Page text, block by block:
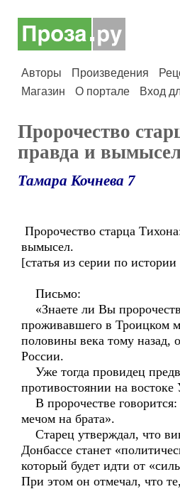
Авторы Произведения
Магазин
О портале Вход
Пророчество
правда и
Тамара Кочнева 7
Пророчество старца
вымысел.
[статья из серии по
Письмо:
«Знаете ли Вы
проживавшего в Троицком
половины века тому назад,
России.
Уже тогда провидец
противостоянии на
В пророчестве говорится:
мечом на брата».
Старец утверждал, что
Донбассе станет
который будет идти от
При этом он отмечал, что